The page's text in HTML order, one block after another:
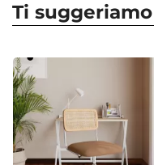
Larghezza
66,7 cm
Altezza
108 cm
Colore Piano
Ti